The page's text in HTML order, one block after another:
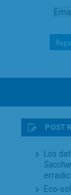
POST
Los
Eco-